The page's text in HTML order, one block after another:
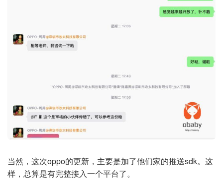
当然，这次oppo的更新，主要是加了他们家的推送sdk。这
样，总算是有完整接入一个平台了。